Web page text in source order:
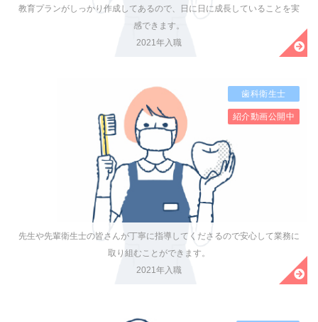
教育プランがしっかり作成してあるので、日に日に成長していることを実
感できます。
2021年入職
先生や先輩衛生士の皆さんが丁寧に指導してくださるので安心して業務に
取り組むことができます。
2021年入職
歯科衛生士
紹介動画公開中